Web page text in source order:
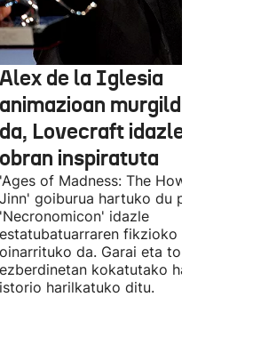
Alex de la Iglesia
animazioan murgilduko
da, Lovecraft idazlearen
obran inspiratuta
'Ages of Madness: The Howling of
Jinn' goiburua hartuko du pelikulak,
'Necronomicon' idazle
estatubatuarraren fikzioko liburuan
oinarrituko da. Garai eta toki
ezberdinetan kokatutako hainbat
istorio harilkatuko ditu.